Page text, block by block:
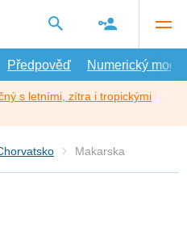
Předpověď Numerický model
s letními, zítra i tropickými
Makarska